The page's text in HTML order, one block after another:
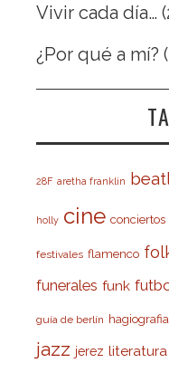
Vivir cada día…
¿Por qué a mí?
28F aretha franklin
holly cine conciertos
festivales flamenco
funerales funk
guía de berlín hagiografia
jazz jerez literatura